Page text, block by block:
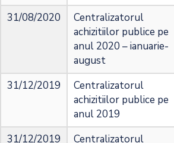
31/08/2020
Centralizatorul
achizitiilor publice pe
anul 2020 – ianuarie-
august
31/12/2019
Centralizatorul
achizitiilor publice pe
anul 2019
31/12/2019 Centralizatorul